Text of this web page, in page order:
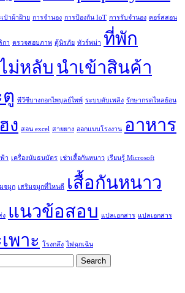
เป๋าผ้าฝ้าย การจำนอง การป้องกัน IoT การรับจำนอง คอร์สสอน
กา ตรวจสอบภาพ ตู้นิรภัย ทัวร์พม่า ที่พัก
ม่หลับ นำเข้าสินค้า
พีวีซีบางกอกไพบูลย์ไพพ์ ระบบดับเพลิง รักษากรดไหลย้อน
ง สอน excel สายยาง ออกแบบโรงงาน อาหาร
า เครื่องนับธนบัตร เช่าเสื้อกันหนาว เรียนรู้ Microsoft
จมูก เสริมจมูกที่ไหนดี
เสื้อกันหนาว
ง แนวข้อสอบ แปลเอกสาร แปลเอกสาร
พาะ โรงกลึง ไฟฉุกเฉิน